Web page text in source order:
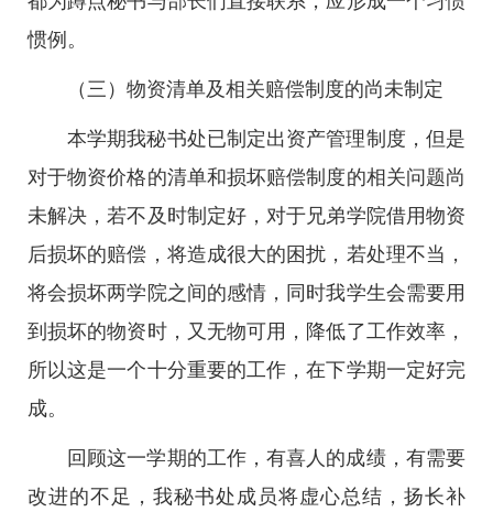
惯例。
（三）物资清单及相关赔偿制度的尚未制定
本学期我秘书处已制定出资产管理制度，但是
对于物资价格的清单和损坏赔偿制度的相关问题尚
未解决，若不及时制定好，对于兄弟学院借用物资
后损坏的赔偿，将造成很大的困扰，若处理不当，
将会损坏两学院之间的感情，同时我学生会需要用
到损坏的物资时，又无物可用，降低了工作效率，
所以这是一个十分重要的工作，在下学期一定好完
成。
回顾这一学期的工作，有喜人的成绩，有需要
改进的不足，我秘书处成员将虚心总结，扬长补